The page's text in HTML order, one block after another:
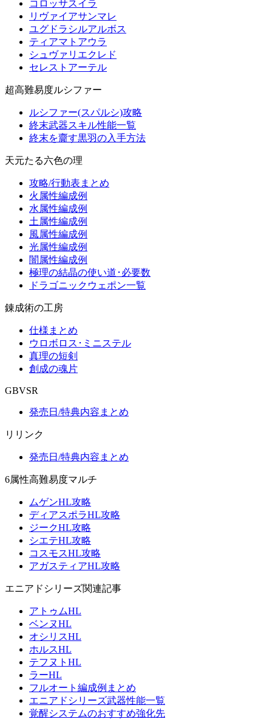
コロッサスイラ
リヴァイアサンマレ
ユグドラシルアルボス
ティアマトアウラ
シュヴァリエクレド
セレストアーテル
超高難易度ルシファー
ルシファー(スパルシ)攻略
終末武器スキル性能一覧
終末を齎す黒羽の入手方法
天元たる六色の理
攻略/行動表まとめ
火属性編成例
水属性編成例
土属性編成例
風属性編成例
光属性編成例
闇属性編成例
極理の結晶の使い道･必要数
ドラゴニックウェポン一覧
錬成術の工房
仕様まとめ
ウロボロス･ミニステル
真理の短剣
創成の魂片
GBVSR
発売日/特典内容まとめ
リリンク
発売日/特典内容まとめ
6属性高難易度マルチ
ムゲンHL攻略
ディアスポラHL攻略
ジークHL攻略
シエテHL攻略
コスモスHL攻略
アガスティアHL攻略
エニアドシリーズ関連記事
アトゥムHL
ベンヌHL
オシリスHL
ホルスHL
テフヌトHL
ラーHL
フルオート編成例まとめ
エニアドシリーズ武器性能一覧
覚醒システムのおすすめ強化先